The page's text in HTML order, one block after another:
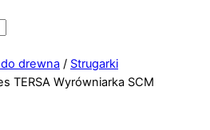
drewna / Strugarki
TERSA Wyrówniarka SCM